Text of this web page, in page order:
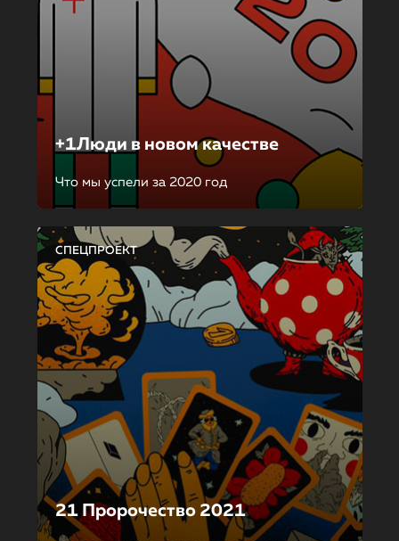
+1Люди в новом качестве
Что мы успели за 2020 год
СПЕЦПРОЕКТ
21 Пророчество 2021